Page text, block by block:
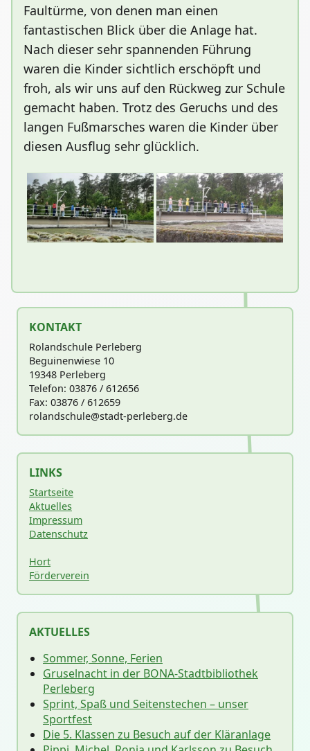
Faultürme, von denen man einen
fantastischen Blick über die Anlage hat.
Nach dieser sehr spannenden Führung
waren die Kinder sichtlich erschöpft und
froh, als wir uns auf den Rückweg zur Schule
gemacht haben. Trotz des Geruchs und des
langen Fußmarsches waren die Kinder über
diesen Ausflug sehr glücklich.
KONTAKT
Rolandschule Perleberg
Beguinenwiese 10
19348 Perleberg
Telefon: 03876 / 612656
Fax: 03876 / 612659
rolandschule@stadt-perleberg.de
LINKS
Startseite
Aktuelles
Impressum
Datenschutz
Hort
Förderverein
AKTUELLES
Sommer, Sonne, Ferien
Gruselnacht in der BONA-Stadtbibliothek
Perleberg
Sprint, Spaß und Seitenstechen – unser
Sportfest
Die 5. Klassen zu Besuch auf der Kläranlage